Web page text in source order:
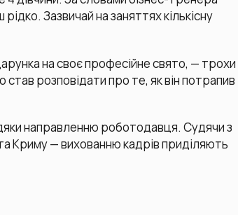
Зазвичай на заняттях кількісну
на своє професійне свято, — трохи
розповідати про те, як він потрапив
направленню роботодавця. Судячи з
Криму — вихованню кадрів приділяють